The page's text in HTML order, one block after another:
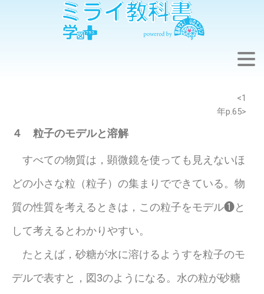
<1
年p.65>
４ 粒子のモデルと溶解
すべての物質は，顕微鏡を使っても見えないほ
どの小さな粒（粒子）の集まりでできている。物
質の性質を考えるときは，この粒子をモデル❶と
して考えるとわかりやすい。
たとえば，砂糖が水に溶けるようすを粒子のモ
デルで表すと，図3のようになる。水の粒が砂糖